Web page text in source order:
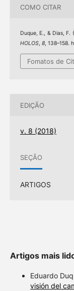
COMO CITAR
Duque, E., & Dias, F.
HOLOS, 8, 138–158.
Fomatos de
EDIÇÃO
v. 8 (2018)
SEÇÃO
ARTIGOS
Artigos mais
Eduardo
visión del